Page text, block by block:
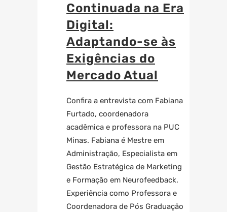
Continuada na Era
Digital:
Adaptando-se às
Exigências do
Mercado Atual
Confira a entrevista com Fabiana
Furtado, coordenadora
acadêmica e professora na PUC
Minas. Fabiana é Mestre em
Administração, Especialista em
Gestão Estratégica de Marketing
e Formação em Neurofeedback.
Experiência como Professora e
Coordenadora de Pós Graduação